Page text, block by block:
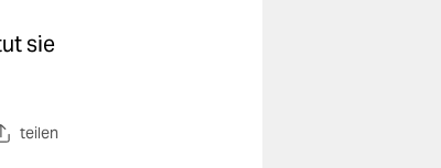
sie
teilen